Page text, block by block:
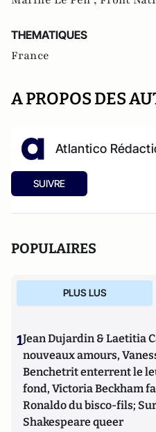
THEMATIQUES
France
A PROPOS DES
Atlantico
SUIVRE
POPULAIRES
PLUS LUS
1Jean Dujardin & Laetitia
nouveaux amours,
Benchetrit enterrent le
fond, Victoria Beckham
Ronaldo du bisco-fils;
Shakespeare queer